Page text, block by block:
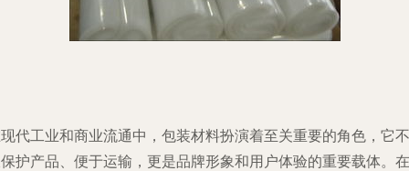
代工业和商业流通中，包装材料扮演着至关重要的角色，它不
护产品、便于运输，更是品牌形象和用户体验的重要载体。在